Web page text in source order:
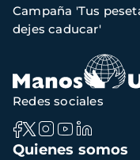
navegación
Campaña 'Tus
dejes caducar'
Navegación
Quienes somos
Redes sociales